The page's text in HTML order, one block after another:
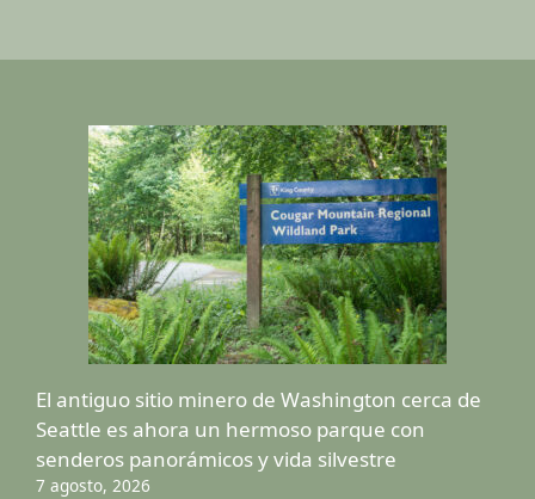
El antiguo sitio minero de Washington cerca de
Seattle es ahora un hermoso parque con
senderos panorámicos y vida silvestre
7 agosto, 2026